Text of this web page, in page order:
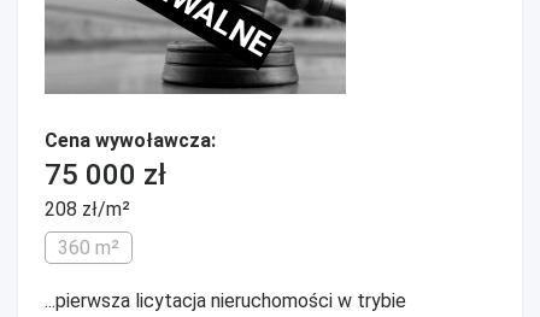
Cena wywoławcza:
75 000 zł
208 zł/m²
360 m²
...pierwsza licytacja nieruchomości w trybie